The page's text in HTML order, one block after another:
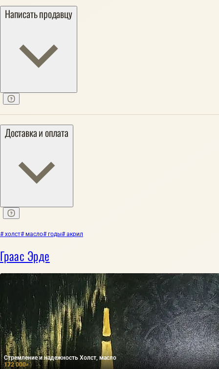
Написать продавцу
Доставка и оплата
# холст# масло# годы# акрил
Граас Эрде
Стремление и надежность Холст, масло
172 000₽